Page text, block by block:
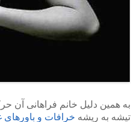
به همین دلیل خانم فراهانی آن
تیشه به ریشه خرافات و